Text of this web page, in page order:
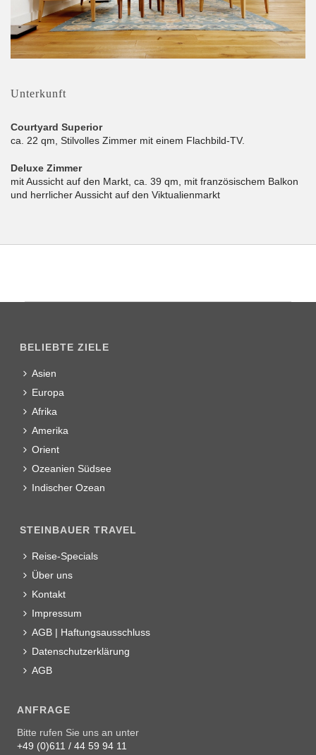
Unterkunft
Courtyard Superior
ca. 22 qm, Stilvolles Zimmer mit einem Flachbild-TV.
Deluxe Zimmer
mit Aussicht auf den Markt, ca. 39 qm, mit französischem Balkon
und herrlicher Aussicht auf den Viktualienmarkt
BELIEBTE ZIELE
Asien
Europa
Afrika
Amerika
Orient
Ozeanien Südsee
Indischer Ozean
STEINBAUER TRAVEL
Reise-Specials
Über uns
Kontakt
Impressum
AGB | Haftungsausschluss
Datenschutzerklärung
AGB
ANFRAGE
Bitte rufen Sie uns an unter
+49 (0)611 / 44 59 94 11